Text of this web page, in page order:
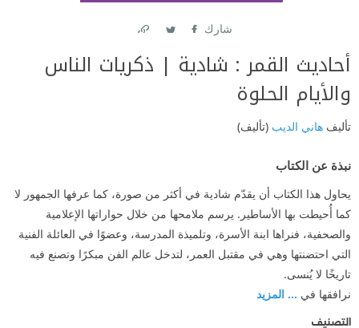
شارك
أحاديث القمر : شادية | ذكريات الناس
والأيام الحلوة
تأليف هاني الديب (تأليف)
نبذة عن الكتاب
يحاول هذا الكتاب أن يقدّم شادية في أكثر من صورة، كما عرفها الجمهور لا
كما أُحيطت بها الأساطير. يرسم ملامحها من خلال حواراتها الإعلامية
والصحفية، فنراها ابنة الأسرة، وتلميذة المدرسة، وعضوًا في العائلة الفنية
التي احتضنتها وهي في مقتبل العمر، لتدخل عالم الفن مبكرًا وتصنع فيه
تاريخًا لا يُنسى.
نرافقها في ... المزيد
التصنيف